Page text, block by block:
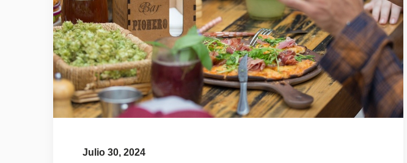
Julio 30, 2024